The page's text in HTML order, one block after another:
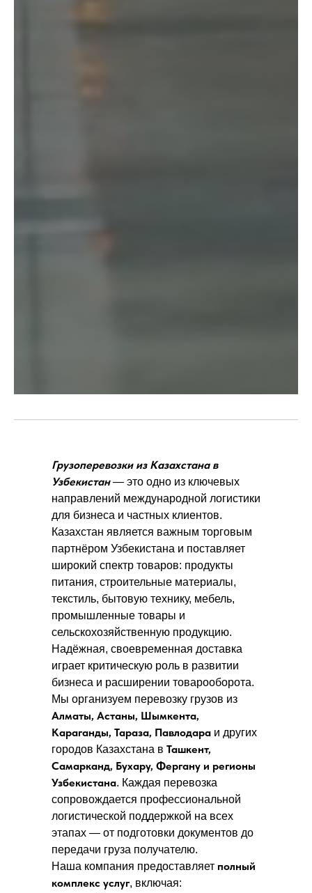
Грузоперевозки из Казахстана в
Узбекистан— это одно из ключевых
направлений международной логистики
для бизнеса и частных клиентов.
Казахстан является важным торговым
партнёром Узбекистана и поставляет
широкий спектр товаров: продукты
питания, строительные материалы,
текстиль, бытовую технику, мебель,
промышленные товары и
сельскохозяйственную продукцию.
Надёжная, своевременная доставка
играет критическую роль в развитии
бизнеса и расширении товарооборота.
Мы организуем перевозку грузов из
Алматы, Астаны, Шымкента,
Караганды, Тараза, Павлодара и других
городов Казахстана в Ташкент,
Самарканд, Бухару, Фергану и регионы
Узбекистана. Каждая перевозка
сопровождается профессиональной
логистической поддержкой на всех
этапах — от подготовки документов до
передачи груза получателю.
Наша компания предоставляет полный
комплекс услуг, включая: